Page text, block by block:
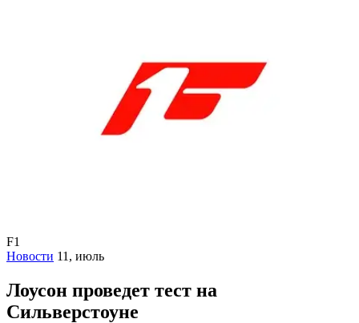
F1
Новости 11, июль
Лоусон проведет тест на
Сильверстоуне